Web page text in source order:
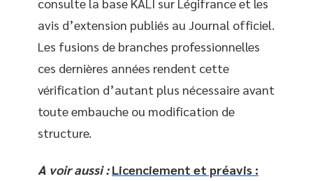
avis d’extension publiés au Journal officiel.
Les fusions de branches professionnelles
ces dernières années rendent cette
vérification d’autant plus nécessaire avant
toute embauche ou modification de
structure.
A voir aussi : Licenciement et préavis :